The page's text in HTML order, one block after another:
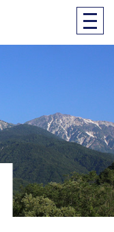
toggle